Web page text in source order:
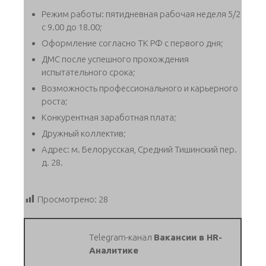
Режим работы: пятидневная рабочая неделя 5/2
с 9.00 до 18.00;
Оформление согласно ТК РФ с первого дня;
ДМС после успешного прохождения
испытательного срока;
Возможность профессионального и карьерного
роста;
Конкурентная заработная плата;
Дружный коллектив;
Адрес: м. Белорусская, Средний Тишинский пер.
д. 28.
Просмотрено: 28
Telegram-канал Вакансии в HR-
Аналитике